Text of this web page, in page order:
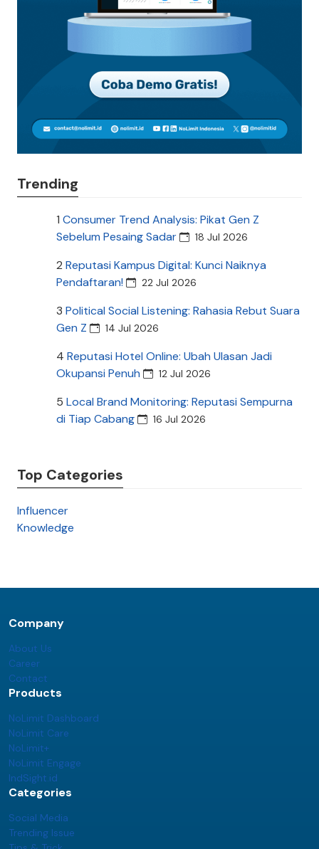
Trending
1 Consumer Trend Analysis: Pikat Gen Z
Sebelum Pesaing Sadar
18 Jul 2026
2 Reputasi Kampus Digital: Kunci Naiknya
Pendaftaran!
22 Jul 2026
3 Political Social Listening: Rahasia Rebut Suara
Gen Z
14 Jul 2026
4 Reputasi Hotel Online: Ubah Ulasan Jadi
Okupansi Penuh
12 Jul 2026
5 Local Brand Monitoring: Reputasi Sempurna
di Tiap Cabang
16 Jul 2026
Top Categories
Influencer
Knowledge
Company
About Us
Career
Contact
Products
NoLimit Dashboard
NoLimit Care
NoLimit+
NoLimit Engage
IndSight.id
Categories
Social Media
Trending Issue